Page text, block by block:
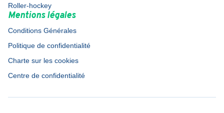
Roller-hockey
Mentions légales
Conditions Générales
Politique de confidentialité
Charte sur les cookies
Centre de confidentialité